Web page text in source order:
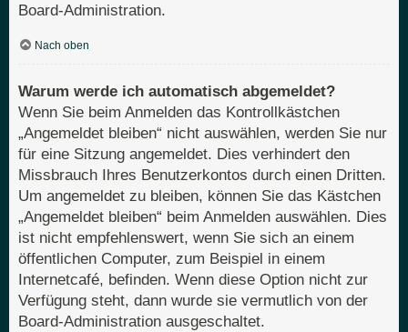
Board-Administration.
Nach oben
Warum werde ich automatisch abgemeldet?
Wenn Sie beim Anmelden das Kontrollkästchen
„Angemeldet bleiben“ nicht auswählen, werden Sie nur
für eine Sitzung angemeldet. Dies verhindert den
Missbrauch Ihres Benutzerkontos durch einen Dritten.
Um angemeldet zu bleiben, können Sie das Kästchen
„Angemeldet bleiben“ beim Anmelden auswählen. Dies
ist nicht empfehlenswert, wenn Sie sich an einem
öffentlichen Computer, zum Beispiel in einem
Internetcafé, befinden. Wenn diese Option nicht zur
Verfügung steht, dann wurde sie vermutlich von der
Board-Administration ausgeschaltet.